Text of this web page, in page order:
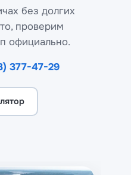
без долгих
проверим
официально.
377-47-29